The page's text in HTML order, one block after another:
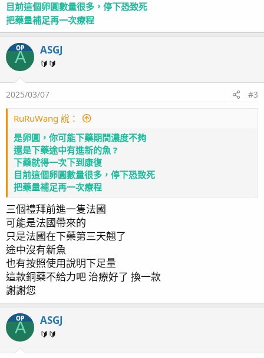
目前這個卵圓數量很多，停下恐致死
把藥量補足再一次療程
OP
A ASGJ
🔰🔰
2025/03/07 #3
RuRuWang 說：
是卵圓，你可能下藥期間濃度不夠
還是下藥途中有進新的魚 ?
下藥就得一次下到康復
目前這個卵圓數量很多，停下恐致死
把藥量補足再一次療程
三個禮拜前進一隻法國
可能是法國帶來的
只是法國在下藥第三天翹了
途中沒有新魚
也有按照使用說明下足量
這款銅藥不給力吧 治療好了 換一款
謝謝您
OP
A ASGJ
🔰🔰